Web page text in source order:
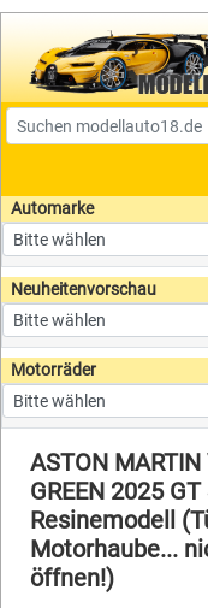
Automarke
Neuheitenvorschau
Motorräder
ASTON
GREEN 2025
Resinemodell
Motorhaube...
öffnen!)